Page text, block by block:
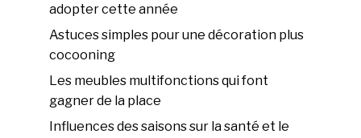
adopter cette année
Astuces simples pour une décoration plus
cocooning
Les meubles multifonctions qui font
gagner de la place
Influences des saisons sur la santé et le